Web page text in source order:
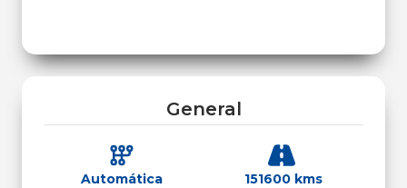
General
Automática 151600 kms